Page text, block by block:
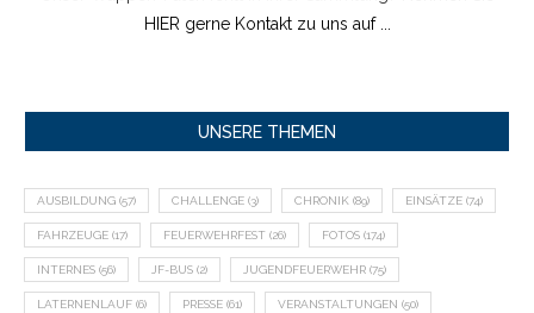
HIER gerne Kontakt zu uns auf ...
UNSERE THEMEN
AUSBILDUNG (57) CHALLENGE (3) CHRONIK (89) EINSÄTZE (74)
FAHRZEUGE (17) FEUERWEHRFEST (26) FOTOS (174)
INTERNES (56) JF-BUS (2) JUGENDFEUERWEHR (75)
LATERNENLAUF (6) PRESSE (61) VERANSTALTUNGEN (50)